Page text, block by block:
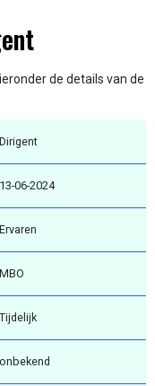
de details van de
Dirigent
13-06-2024
Ervaren
MBO
Tijdelijk
onbekend